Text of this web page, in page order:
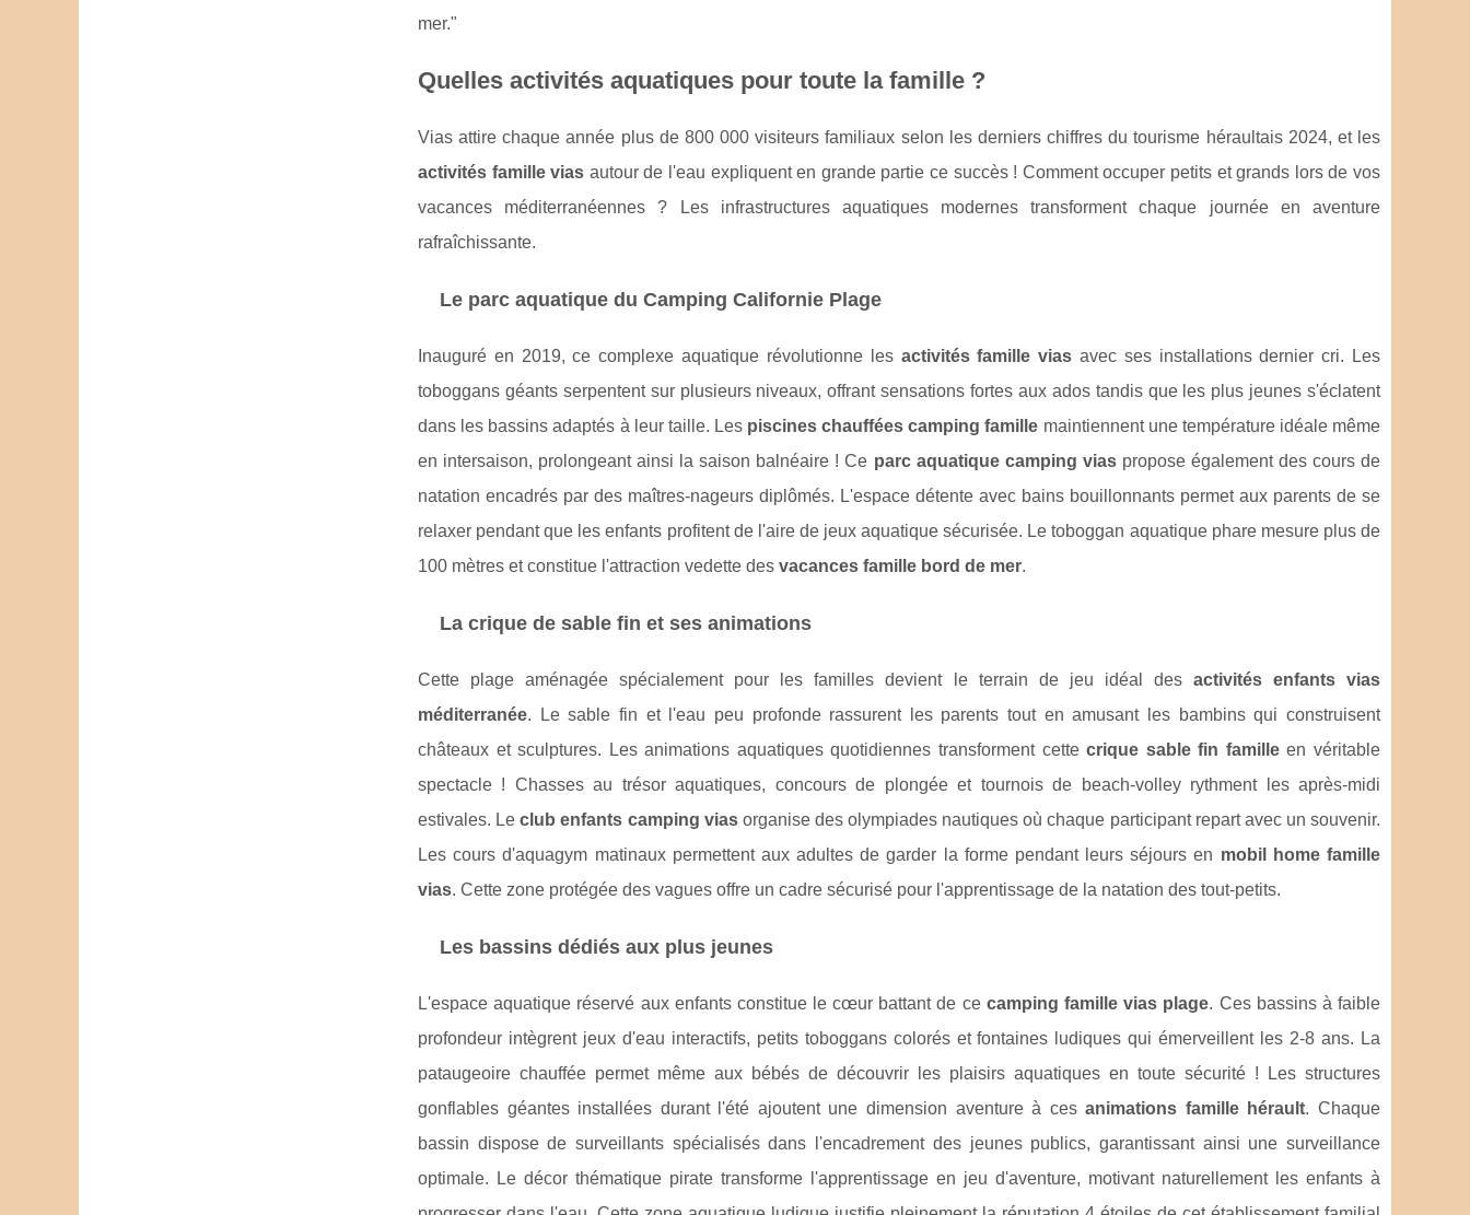
mer."
Quelles activités aquatiques pour toute la famille ?
Vias attire chaque année plus de 800 000 visiteurs familiaux selon les derniers chiffres du tourisme héraultais 2024, et les
activités famille vias autour de l'eau expliquent en grande partie ce succès ! Comment occuper petits et grands lors de vos
vacances méditerranéennes ? Les infrastructures aquatiques modernes transforment chaque journée en aventure
rafraîchissante.
Le parc aquatique du Camping Californie Plage
Inauguré en 2019, ce complexe aquatique révolutionne les activités famille vias avec ses installations dernier cri. Les
toboggans géants serpentent sur plusieurs niveaux, offrant sensations fortes aux ados tandis que les plus jeunes s'éclatent
dans les bassins adaptés à leur taille. Les piscines chauffées camping famille maintiennent une température idéale même
en intersaison, prolongeant ainsi la saison balnéaire ! Ce parc aquatique camping viaspropose également des cours de
natation encadrés par des maîtres-nageurs diplômés. L'espace détente avec bains bouillonnants permet aux parents de se
relaxer pendant que les enfants profitent de l'aire de jeux aquatique sécurisée. Le toboggan aquatique phare mesure plus de
100 mètres et constitue l'attraction vedette des vacances famille bord de mer.
La crique de sable fin et ses animations
Cette plage aménagée spécialement pour les familles devient le terrain de jeu idéal des activités enfants vias
méditerranée. Le sable fin et l'eau peu profonde rassurent les parents tout en amusant les bambins qui construisent
châteaux et sculptures. Les animations aquatiques quotidiennes transforment cettecrique sable fin familleen véritable
spectacle ! Chasses au trésor aquatiques, concours de plongée et tournois de beach-volley rythment les après-midi
estivales. Leclub enfants camping viasorganise des olympiades nautiques où chaque participant repart avec un souvenir.
Les cours d'aquagym matinaux permettent aux adultes de garder la forme pendant leurs séjours en mobil home famille
vias. Cette zone protégée des vagues offre un cadre sécurisé pour l'apprentissage de la natation des tout-petits.
Les bassins dédiés aux plus jeunes
L'espace aquatique réservé aux enfants constitue le cœur battant de ce camping famille vias plage. Ces bassins à faible
profondeur intègrent jeux d'eau interactifs, petits toboggans colorés et fontaines ludiques qui émerveillent les 2-8 ans. La
pataugeoire chauffée permet même aux bébés de découvrir les plaisirs aquatiques en toute sécurité ! Les structures
gonflables géantes installées durant l'été ajoutent une dimension aventure à cesanimations famille hérault. Chaque
bassin dispose de surveillants spécialisés dans l'encadrement des jeunes publics, garantissant ainsi une surveillance
optimale. Le décor thématique pirate transforme l'apprentissage en jeu d'aventure, motivant naturellement les enfants à